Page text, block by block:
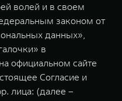
TANK 400
За пределы возможного
от 5 599 000 ₽
волей и в своем
законом от
данных»,
в
официальном сайте
Согласие и
лица: (далее –